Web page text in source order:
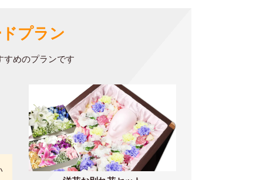
プラン
すめのプランです